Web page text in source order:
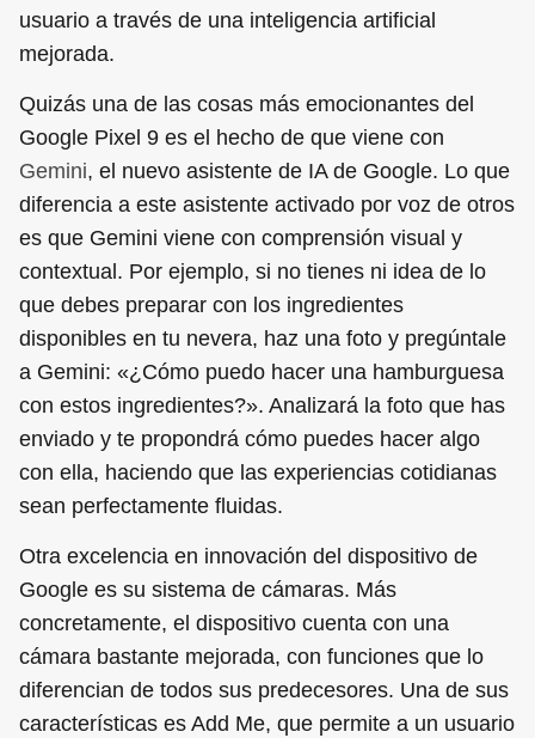
usuario a través de una inteligencia artificial
mejorada.
Quizás una de las cosas más emocionantes del
Google Pixel 9 es el hecho de que viene con
Gemini, el nuevo asistente de IA de Google. Lo que
diferencia a este asistente activado por voz de otros
es que Gemini viene con comprensión visual y
contextual. Por ejemplo, si no tienes ni idea de lo
que debes preparar con los ingredientes
disponibles en tu nevera, haz una foto y pregúntale
a Gemini: «¿Cómo puedo hacer una hamburguesa
con estos ingredientes?». Analizará la foto que has
enviado y te propondrá cómo puedes hacer algo
con ella, haciendo que las experiencias cotidianas
sean perfectamente fluidas.
Otra excelencia en innovación del dispositivo de
Google es su sistema de cámaras. Más
concretamente, el dispositivo cuenta con una
cámara bastante mejorada, con funciones que lo
diferencian de todos sus predecesores. Una de sus
características es Add Me, que permite a un usuario